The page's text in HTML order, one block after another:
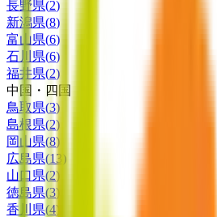
長野県(2)
新潟県(8)
富山県(6)
石川県(6)
福井県(2)
中国・四国
鳥取県(3)
島根県(2)
岡山県(8)
広島県(13 )
山口県(2)
徳島県(3)
香川県(4)